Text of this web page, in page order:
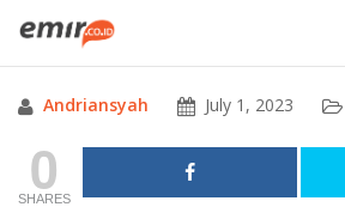
content
SITE SEARCH
Andriansyah July 1, 2023
0
SHARES